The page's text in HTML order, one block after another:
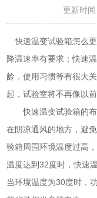
更新时间
快速温变试验箱怎么
降温速率有要求；快速
龄，使用习惯等有很大
起，试验室将不再像以
快速温变试验箱的布
在阴凉通风的地方，避
验箱周围环境温度过高
温度达到32度时，快速
当环境温度为30度时，